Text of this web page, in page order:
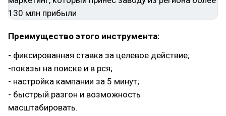
Преимущество этого инструмента:
- фиксированная ставка за целевое действие;
-показы на поиске и в рся;
- настройка кампании за 5 минут;
- быстрый разгон и возможность
масштабировать.